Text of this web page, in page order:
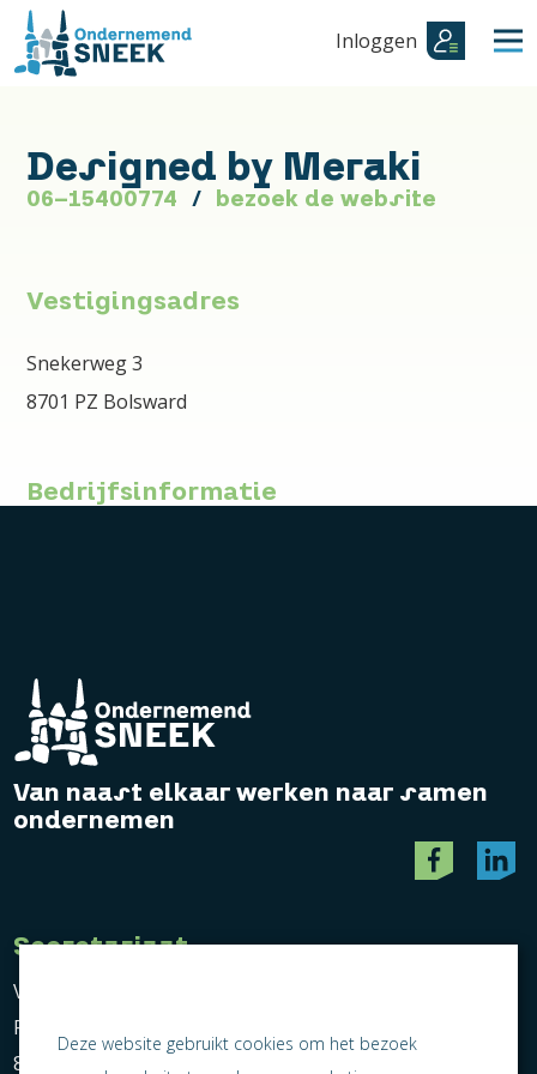
Inloggen
Designed by Meraki
06-15400774 bezoek de website
Vestigingsadres
Snekerweg 3
8701 PZ Bolsward
Bedrijfsinformatie
Van naast elkaar werken naar samen
ondernemen
Secretariaat
Vereniging Ondernemend Sneek
Postbus 464
8600 AL Sneek
Deze website gebruikt cookies om het bezoek